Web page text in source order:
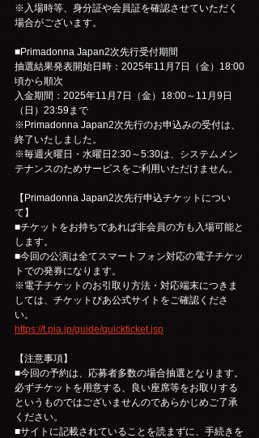
※入場時等、身分証や会員証を確認させていただく
場合がございます。
■Primadonna Japan2次先行受付期間
抽選結果発表開始日時：2025年11月7日（金）18:00
頃から順次
入金期間：2025年11月7日（金）18:00～11月9日
（日）23:59まで
※Primadonna Japan2次先行のお申込みの受付は、
終了いたしました。
※毎週火曜日・水曜日2:30～5:30は、システムメン
テナンスのためサービスをご利用いただけません。
【Primadonna Japan2次先行申込チケットについ
て】
■チケットをお持ちであれば非会員の方も入場可能と
します。
■今回の公演は全てスマートフォン対応の電子チケッ
トでの発券になります。
※電子チケットのお引取り方法・対応端末につきま
しては、チケットぴあ公式サイトをご確認くださ
い。
https://t.pia.jp/guide/quickticket.jsp
【注意事項】
■今回の予約は、応募者多数の場合抽選となります。
必ずチケットを用意する、良い座席等をお取りする
というものではございませんのであらかじめご了承
ください。
■サイトに記載されていることを読まずに、手続きを